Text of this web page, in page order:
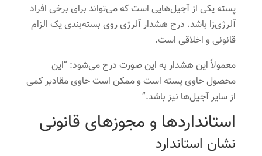
پسته یکی از آجیل‌هایی است که می‌تواند برای برخی افراد
آلرژی‌زا باشد. درج هشدار آلرژی روی بسته‌بندی یک الزام
قانونی و اخلاقی است.
معمولاً این هشدار به این صورت درج می‌شود: “این
محصول حاوی پسته است و ممکن است حاوی مقادیر کمی
از سایر آجیل‌ها نیز باشد.”
استانداردها و مجوزهای قانونی
نشان استاندارد